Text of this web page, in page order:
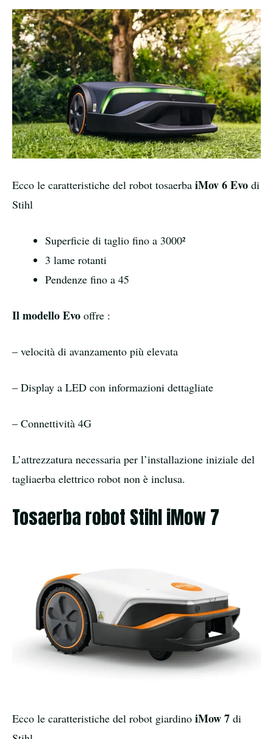
Ecco le caratteristiche del robot tosaerba iMov 6 Evo di
Stihl
Superficie di taglio fino a 3000²
3 lame rotanti
Pendenze fino a 45
Il modello Evo offre :
– velocità di avanzamento più elevata
– Display a LED con informazioni dettagliate
– Connettività 4G
L’attrezzatura necessaria per l’installazione iniziale del
tagliaerba elettrico robot non è inclusa.
Tosaerba robot Stihl iMow 7
Ecco le caratteristiche del robot giardino iMow 7 di